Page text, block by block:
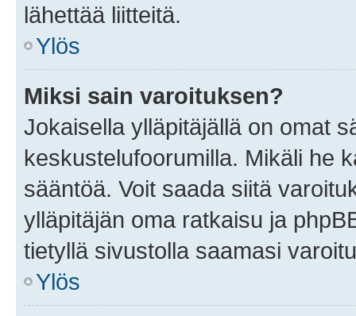
lähettää liitteitä.
Ylös
Miksi sain varoituksen?
Jokaisella ylläpitäjällä on omat
keskustelufoorumilla. Mikäli he
sääntöä. Voit saada siitä
ylläpitäjän oma ratkaisu ja
tietyllä sivustolla saamasi
Ylös